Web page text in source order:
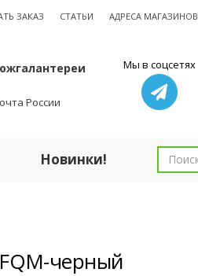
ЗАКАЗ СТАТЬИ АДРЕСА МАГАЗИНОВ
России
Мы в соцсетях
Новинки!
черный